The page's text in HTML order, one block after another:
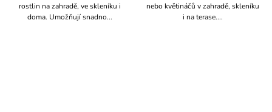
rostlin na zahradě, ve skleníku i
doma. Umožňují snadno...
nebo květináčů v zahradě, skleníku
i na terase....